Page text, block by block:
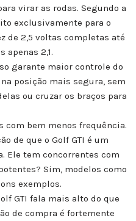
virar as rodas. Segundo a
exclusivamente para o
de 2,5 voltas completas até
apenas 2,1.
garante maior controle do
posição mais segura, sem
ou cruzar os braços para
com bem menos frequência.
de que o Golf GTI é um
Ele tem concorrentes com
Sim, modelos como
exemplos.
GTI fala mais alto do que
de compra é fortemente